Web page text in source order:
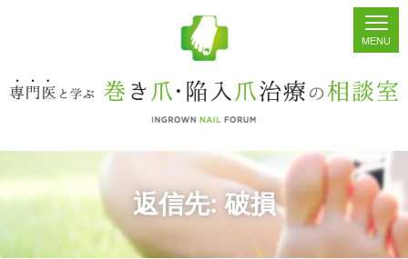
掲示板 検索
返信先: 破損